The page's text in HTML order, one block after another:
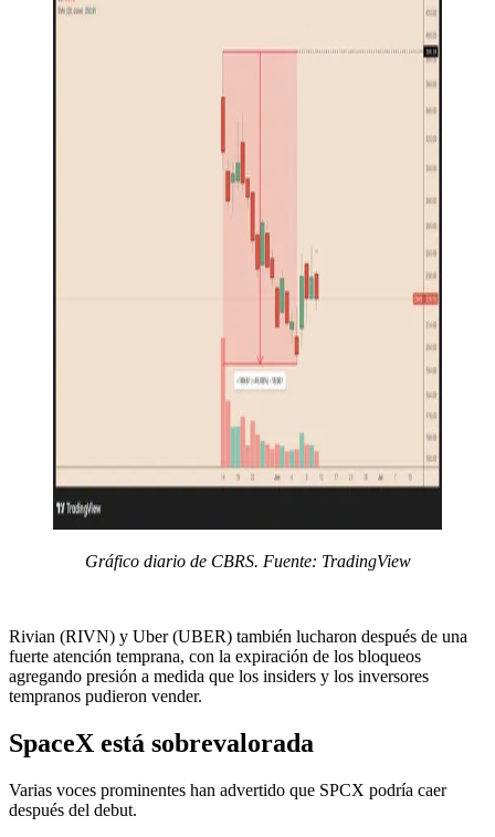
Gráfico diario de CBRS. Fuente: TradingView
Rivian (RIVN) y Uber (UBER) también lucharon después de una
fuerte atención temprana, con la expiración de los bloqueos
agregando presión a medida que los insiders y los inversores
tempranos pudieron vender.
SpaceX está sobrevalorada
Varias voces prominentes han advertido que SPCX podría caer
después del debut.